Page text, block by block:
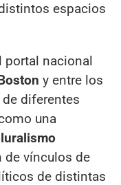
espacios
portal nacional
y entre los
diferentes
una
de vínculos de
de distintas